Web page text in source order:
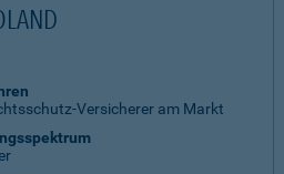
Versicherer am Markt